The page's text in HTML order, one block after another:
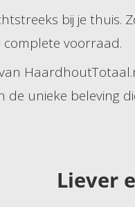
bij je thuis.
complete voorraad.
de unieke beleving
Liever